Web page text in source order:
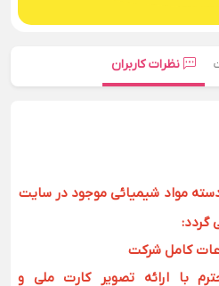
نظرات کاربران
مواد شیمیائی موجود در سایت
گردد:
کامل شرکت
با ارائه تصویر کارت ملی و